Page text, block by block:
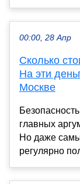
00:00, 28 Апр
Сколько
На эти
Москве
главных
Но даже
регулярно